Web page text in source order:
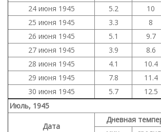
24 июня 1945
5.2 10
25 июня 1945
3.3 8
26 июня 1945
5.1 9.7
27 июня 1945
3.9 8.6
28 июня 1945
4.1 10.4
29 июня 1945
7.8 11.4
30 июня 1945
5.7 12.5
Июль, 1945
Дата
Дневная